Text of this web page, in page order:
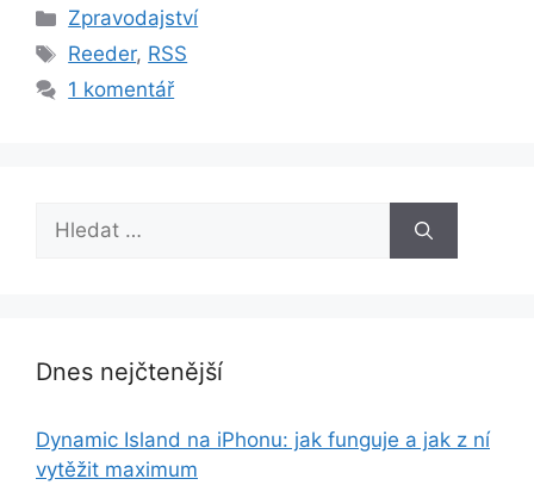
Rubriky
Zpravodajství
Štítky
Reeder, RSS
1 komentář
Hledat:
Dnes nejčtenější
Dynamic Island na iPhonu: jak funguje a jak z ní
vytěžit maximum